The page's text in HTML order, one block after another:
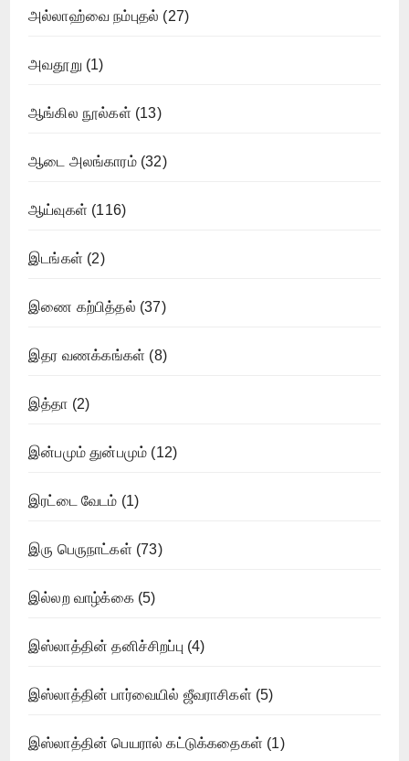
அல்லாஹ்வை நம்புதல் (27)
அவதூறு (1)
ஆங்கில நூல்கள் (13)
ஆடை அலங்காரம்(32)
ஆய்வுகள் (116)
இடங்கள் (2)
இணை கற்பித்தல் (37)
இதர வணக்கங்கள் (8)
இத்தா (2)
இன்பமும் துன்பமும் (12)
இரட்டை வேடம் (1)
இரு பெருநாட்கள் (73)
இல்லற வாழ்க்கை(5)
இஸ்லாத்தின் தனிச்சிறப்பு (4)
இஸ்லாத்தின் பார்வையில் ஜீவராசிகள் (5)
இஸ்லாத்தின் பெயரால் கட்டுக்கதைகள் (1)